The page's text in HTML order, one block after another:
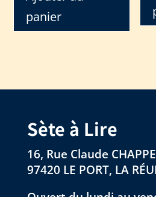
panier
Sète à Lire
16, Rue Claude
97420 LE PORT, LA